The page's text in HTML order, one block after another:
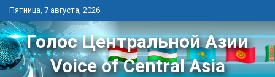
Перейти
к
контенту
Пятница, 7 августа, 2026
Голос Центральной Азии
Voice of Central Asia